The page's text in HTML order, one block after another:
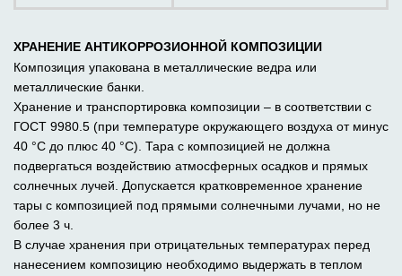
ХРАНЕНИЕ АНТИКОРРОЗИОННОЙ КОМПОЗИЦИИ
Композиция упакована в металлические ведра или
металлические банки.
Хранение и транспортировка композиции – в соответствии с
ГОСТ 9980.5 (при температуре окружающего воздуха от минус
40 °С до плюс 40 °С). Тара с композицией не должна
подвергаться воздействию атмосферных осадков и прямых
солнечных лучей. Допускается кратковременное хранение
тары с композицией под прямыми солнечными лучами, но не
более 3 ч.
В случае хранения при отрицательных температурах перед
нанесением композицию необходимо выдержать в теплом